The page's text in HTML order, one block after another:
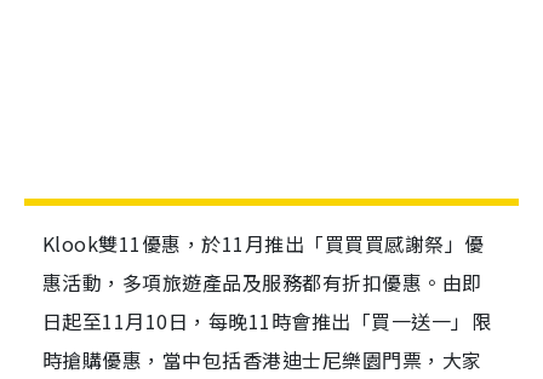
Klook雙11優惠，於11月推出「買買買感謝祭」優
惠活動，多項旅遊產品及服務都有折扣優惠。由即
日起至11月10日，每晚11時會推出「買一送一」限
時搶購優惠，當中包括香港迪士尼樂園門票，大家